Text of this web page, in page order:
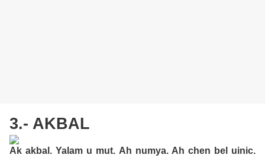
3.- AKBAL
Ak akbal. Yalam u mut. Ah numya. Ah chen bel uinic.